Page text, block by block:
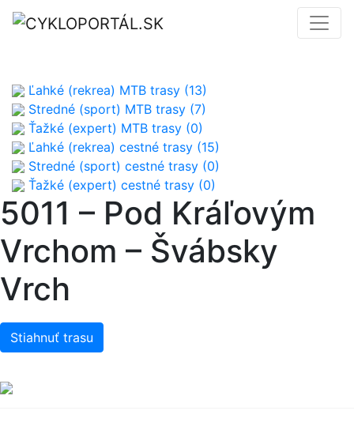
Ľahké (rekrea) MTB trasy (13)
Stredné (sport) MTB trasy (7)
Ťažké (expert) MTB trasy (0)
Ľahké (rekrea) cestné trasy (15)
Stredné (sport) cestné trasy (0)
Ťažké (expert) cestné trasy (0)
5011 – Pod Kráľovým
Vrchom – Švábsky
Vrch
Stiahnuť trasu